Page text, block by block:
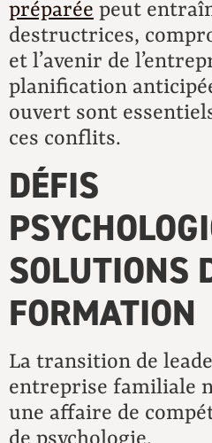
préparée peut
destructrices,
et l’avenir de
planification
ouvert sont
ces conflits.
DÉFIS
SOLUTIONS
FORMATION
La transition de
entreprise familiale
une affaire de